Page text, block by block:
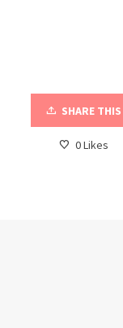
SHARE THIS
0Likes